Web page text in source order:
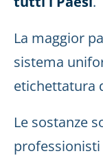
La maggior
sistema
etichettatura
Le sostanze